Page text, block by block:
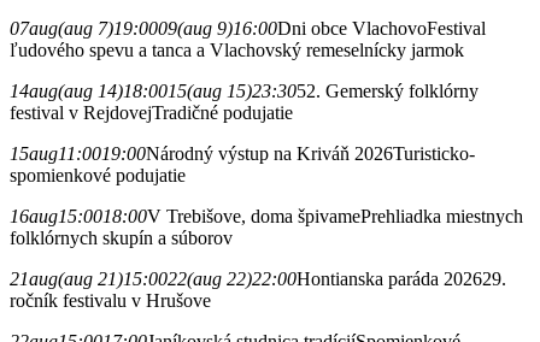
07aug(aug 7)19:0009(aug 9)16:00Dni obce VlachovoFestival
ľudového spevu a tanca a Vlachovský remeselnícky jarmok
14aug(aug 14)18:0015(aug 15)23:3052. Gemerský folklórny
festival v RejdovejTradičné podujatie
15aug11:0019:00Národný výstup na Kriváň 2026Turisticko-
spomienkové podujatie
16aug15:0018:00V Trebišove, doma špivamePrehliadka miestnych
folklórnych skupín a súborov
21aug(aug 21)15:0022(aug 22)22:00Hontianska paráda 202629.
ročník festivalu v Hrušove